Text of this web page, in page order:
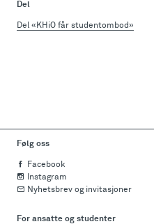
Del
Del «KHiO får studentombod»
Følg oss
Facebook
Instagram
Nyhetsbrev og invitasjoner
For ansatte og studenter